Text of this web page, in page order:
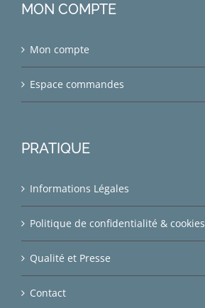
MON COMPTE
Mon compte
Espace commandes
PRATIQUE
Informations Légales
Politique de confidentialité & cookies
Qualité et Presse
Contact